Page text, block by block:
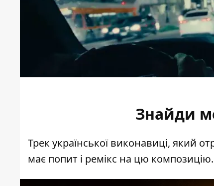
Знайди
Трек української виконавиці, який
має попит і ремікс на цю композицію.